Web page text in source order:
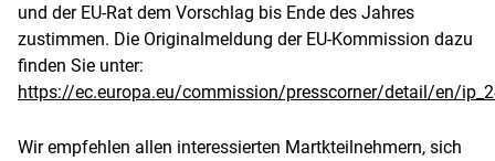
und der EU-Rat dem Vorschlag bis Ende des Jahres
zustimmen. Die Originalmeldung der EU-Kommission dazu
finden Sie unter:
https://ec.europa.eu/commission/presscorner/detail/en/
Wir empfehlen allen interessierten Martkteilnehmern, sich